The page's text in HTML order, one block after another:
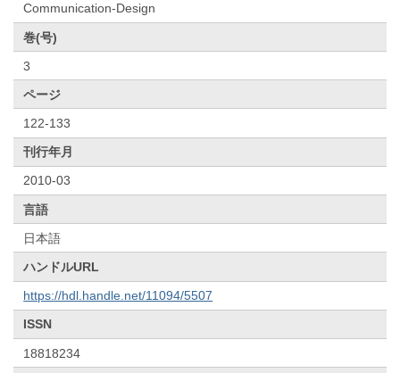
Communication-Design
巻(号)
3
ページ
122-133
刊行年月
2010-03
言語
日本語
ハンドルURL
https://hdl.handle.net/11094/5507
ISSN
18818234